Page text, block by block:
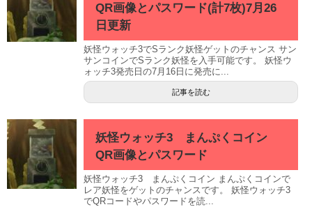
QR画像とパスワード(計7枚)7月26
日更新
妖怪ウォッチ3でSランク妖怪ゲットのチャンス サン
サンコインでSランク妖怪を入手可能です。 妖怪ウ
ォッチ3発売日の7月16日に発売に...
記事を読む
妖怪ウォッチ3 まんぷくコイン
QR画像とパスワード
妖怪ウォッチ3 まんぷくコイン まんぷくコインで
レア妖怪をゲットのチャンスです。 妖怪ウォッチ3
でQRコードやパスワードを読...